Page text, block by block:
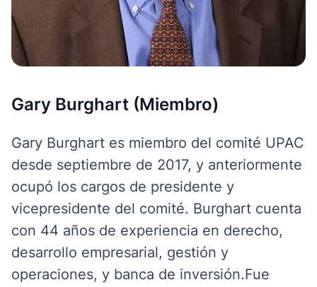
Gary Burghart (Miembro)
Gary Burghart es miembro del comité UPAC
desde septiembre de 2017, y anteriormente
ocupó los cargos de presidente y
vicepresidente del comité. Burghart cuenta
con 44 años de experiencia en derecho,
desarrollo empresarial, gestión y
operaciones, y banca de inversión.Fue